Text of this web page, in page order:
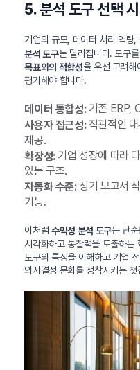
5. 분석 도구 선택
기업의 규모, 데이터 처리 역량
분석 도구는 달라집니다. 도구
목표와의 적합성을 우선 고려
평가해야 합니다.
데이터 통합성:기존 ERP,
사용자 접근성:직관적인 대
제공.
확장성:기업 성장에 따라
있는 구조.
자동화 수준:정기 보고서
기능.
이처럼 수익성 분석 도구는 단
시각화하고 통찰력을 도출하는
도구의 특징을 이해하고 기업
의사결정 문화를 정착시키는 첫